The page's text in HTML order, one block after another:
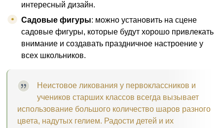
интересный дизайн.
Садовые фигуры: можно установить на сцене
садовые фигуры, которые будут хорошо привлекать
внимание и создавать праздничное настроение у
всех школьников.
Неистовое ликования у первоклассников и
учеников старших классов всегда вызывает
использование большого количество шаров разного
цвета, надутых гелием. Радости детей и их